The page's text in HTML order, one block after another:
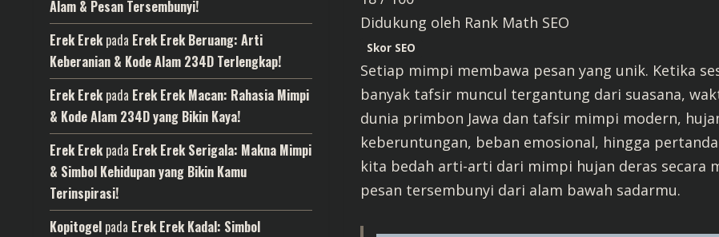
Didukung oleh Rank Math SEO
Skor SEO
Setiap mimpi membawa pesan yang unik. Ketika
banyak tafsir muncul tergantung dari suasana,
dunia primbon Jawa dan tafsir mimpi modern,
keberuntungan, beban emosional, hingga
kita bedah arti-arti dari mimpi hujan deras secara
pesan tersembunyi dari alam bawah sadarmu.
Alam & Pesan Tersembunyi!
Erek Erekpada Erek Erek Beruang: Arti
Keberanian & Kode Alam 234D Terlengkap!
Erek Erekpada Erek Erek Macan: Rahasia Mimpi
& Kode Alam 234D yang Bikin Kaya!
Erek Erekpada Erek Erek Serigala: Makna Mimpi
& Simbol Kehidupan yang Bikin Kamu
Terinspirasi!
Kopitogel pada Erek Erek Kadal: Simbol